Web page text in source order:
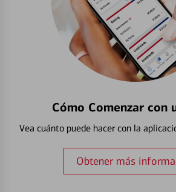
Cómo Comenzar con
Vea cuánto puede hacer con la
Obtener más